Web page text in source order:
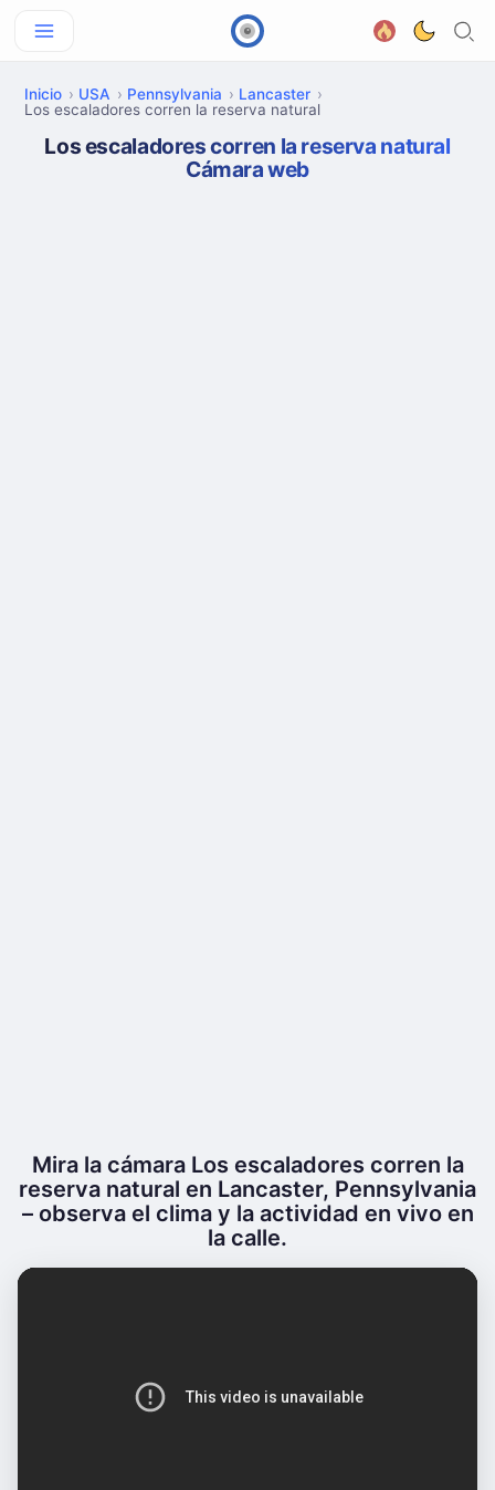
Inicio USA Pennsylvania
Lancaster
Los escaladores corren la reserva natural
Los escaladores corren la reserva natural
Cámara web
Mira la cámara Los escaladores corren la
reserva natural en Lancaster, Pennsylvania
– observa el clima y la actividad en vivo en
la calle.